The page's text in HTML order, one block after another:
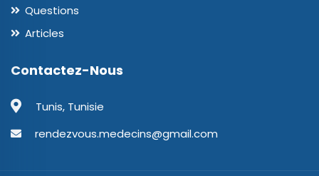
Questions
Articles
Contactez-Nous
Tunis, Tunisie
rendezvous.medecins@gmail.com